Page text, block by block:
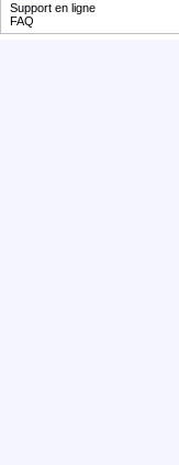
Support en ligne
FAQ